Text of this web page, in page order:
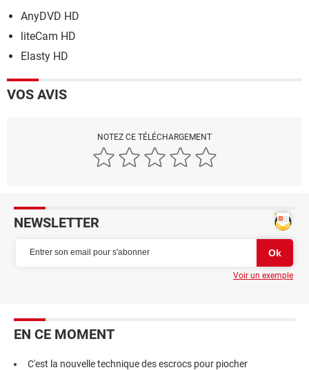
AnyDVD HD
liteCam HD
Elasty HD
VOS AVIS
NOTEZ CE TÉLÉCHARGEMENT
NEWSLETTER
Voir un exemple
EN CE MOMENT
C'est la nouvelle technique des escrocs pour piocher